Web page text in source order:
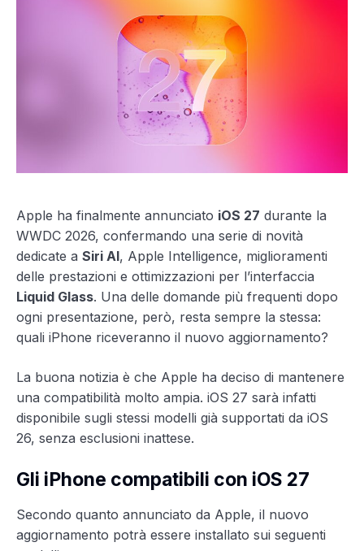
Apple ha finalmente annunciato iOS 27 durante la
WWDC 2026, confermando una serie di novità
dedicate a Siri AI, Apple Intelligence, miglioramenti
delle prestazioni e ottimizzazioni per l’interfaccia
Liquid Glass. Una delle domande più frequenti dopo
ogni presentazione, però, resta sempre la stessa:
quali iPhone riceveranno il nuovo aggiornamento?
La buona notizia è che Apple ha deciso di mantenere
una compatibilità molto ampia. iOS 27 sarà infatti
disponibile sugli stessi modelli già supportati da iOS
26, senza esclusioni inattese.
Gli iPhone compatibili con iOS 27
Secondo quanto annunciato da Apple, il nuovo
aggiornamento potrà essere installato sui seguenti